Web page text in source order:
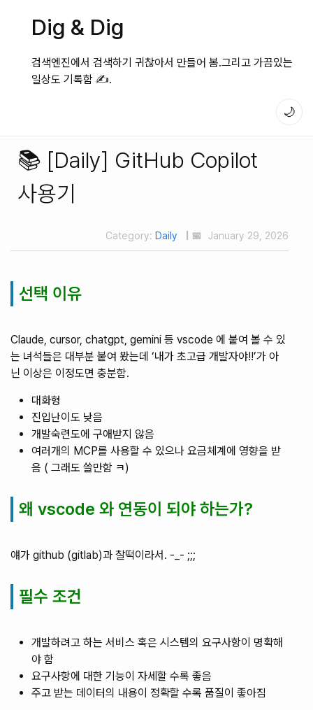
Dig & Dig
검색엔진에서 검색하기 귀찮아서 만들어 봄.그리고 가끔있는
일상도 기록함 ✍️.
🌙
📚 [Daily] GitHub Copilot
사용기
Category: Daily | 📅 January 29, 2026
선택 이유
Claude, cursor, chatgpt, gemini 등 vscode 에 붙여 볼 수 있
는 녀석들은 대부분 붙여 봤는데 ‘내가 초고급 개발자야!!’가 아
닌 이상은 이정도면 충분함.
대화형
진입난이도 낮음
개발숙련도에 구애받지 않음
여러개의 MCP를 사용할 수 있으나 요금체계에 영향을 받
음 ( 그래도 쓸만함 ㅋ)
왜 vscode 와 연동이 되야 하는가?
얘가 github (gitlab)과 찰떡이라서. -_- ;;;
필수 조건
개발하려고 하는 서비스 혹은 시스템의 요구사항이 명확해
야 함
요구사항에 대한 기능이 자세할 수록 좋음
주고 받는 데이터의 내용이 정확할 수록 품질이 좋아짐